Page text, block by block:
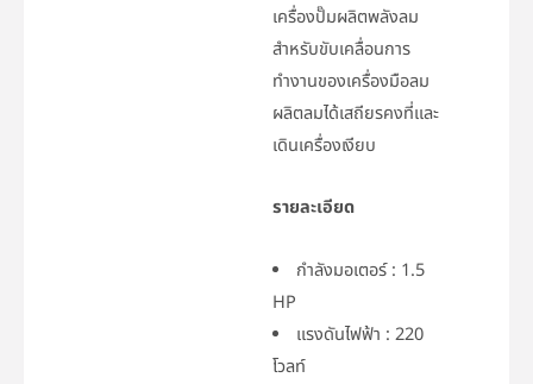
เครื่องปั๊มผลิตพลังลม
สำหรับขับเคลื่อนการ
ทำงานของเครื่องมือลม
ผลิตลมได้เสถียรคงที่และ
เดินเครื่องเงียบ
รายละเอียด
กำลังมอเตอร์ : 1.5
HP
แรงดันไฟฟ้า : 220
โวลท์